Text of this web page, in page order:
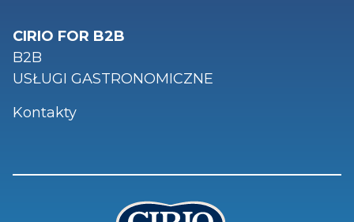
CIRIO FOR B2B
B2B
USŁUGI GASTRONOMICZNE
Kontakty